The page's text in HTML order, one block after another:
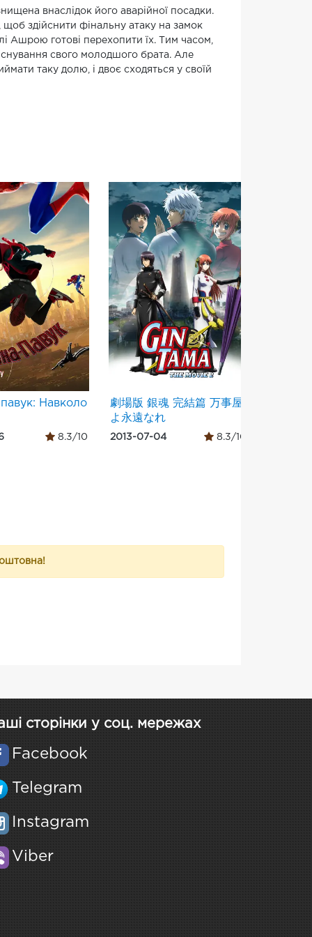
внаслідок його аварійної посадки.
здійснити фінальну атаку на замок
Ашрою готові перехопити їх. Тим часом,
свого молодшого брата. Але
таку долю, і двоє сходяться у своїй
Навколо
8.3/10
劇場版 銀魂 完結篇 万事屋
よ永遠なれ
2013-07-04 8.3/10
сторінки у соц. мережах
Facebook
Telegram
Instagram
Viber